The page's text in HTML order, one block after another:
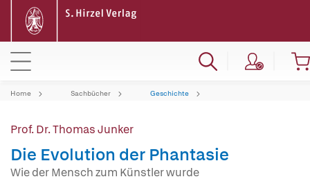
Home Sachbücher Geschichte
Prof. Dr. Thomas Junker
Die Evolution der Phantasie
Wie der Mensch zum Künstler wurde